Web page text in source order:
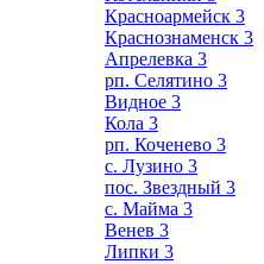
Красноармейск 3
Краснознаменск 3
Апрелевка 3
рп. Селятино 3
Видное 3
Кола 3
рп. Коченево 3
с. Лузино 3
пос. Звездный 3
с. Майма 3
Венев 3
Липки 3